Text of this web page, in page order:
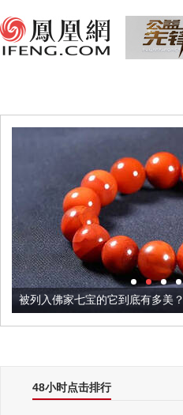
被列入佛家七宝的它到底有多美？
48小时点击排行